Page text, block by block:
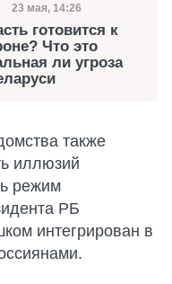
Дата публикации
23 мая, 14:26
готовится к
Что это
ли угроза
также
иллюзий
режим
РБ
интегрирован в